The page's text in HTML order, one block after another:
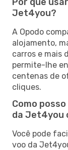
Jet4you?
A Opodo
alojamento,
carros e mais
permite-lhe
centenas de
cliques.
Como
da Jet4you
Você pode
voo da